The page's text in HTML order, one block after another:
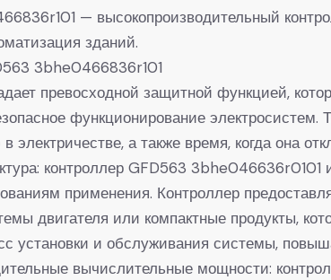
— высокопроизводительный
зданий.
3bhe0466836r101
превосходной защитной функцией,
функционирование
электричестве, а также время, когда она
контроллер GFD563 3bhe046636r0101
применения. Контроллер
двигателя или компактные продукты,
установки и обслуживания системы,
вычислительные мощности: